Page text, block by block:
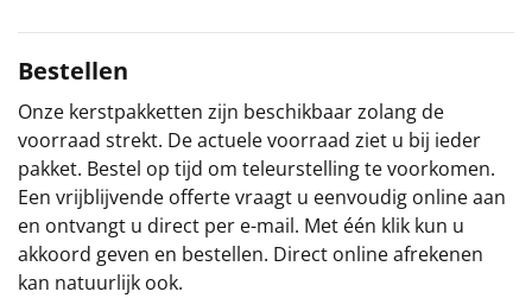
Sinterklaaspakketten
Particulier
Kerstgeschenken 2026
Relatiegeschenken
Cadeaubon
Bestellen
Onze kerstpakketten zijn beschikbaar zolang de
voorraad strekt. De actuele voorraad ziet u bij ieder
pakket. Bestel op tijd om teleurstelling te voorkomen.
Een vrijblijvende offerte vraagt u eenvoudig online aan
en ontvangt u direct per e-mail. Met één klik kun u
akkoord geven en bestellen. Direct online afrekenen
kan natuurlijk ook.